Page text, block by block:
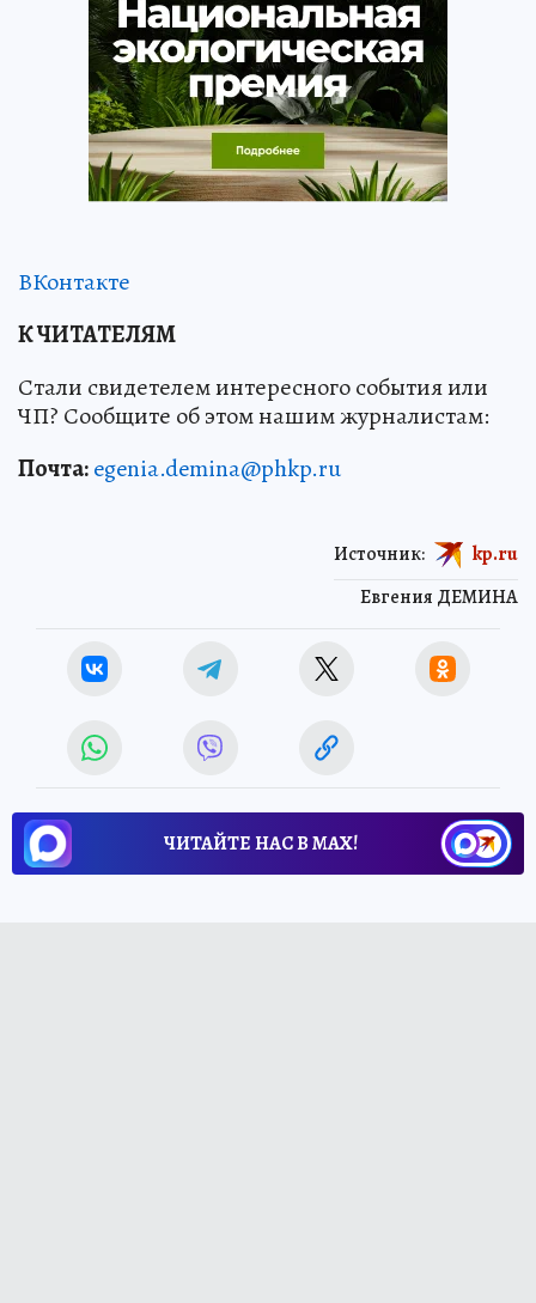
ВКонтакте
К ЧИТАТЕЛЯМ
Стали свидетелем интересного события или
ЧП? Сообщите об этом нашим журналистам:
Почта:egenia.demina@phkp.ru
Евгения ДЕМИНА
Источник: kp.ru
ЧИТАЙТЕ НАС В МАХ!